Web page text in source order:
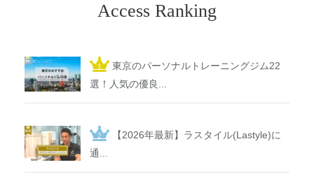
Access Ranking
東京のパーソナルトレーニングジム22
選！人気の優良...
【2026年最新】ラスタイル(Lastyle)に
通...